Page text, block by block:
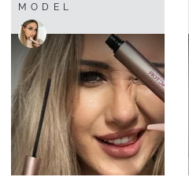
MODEL